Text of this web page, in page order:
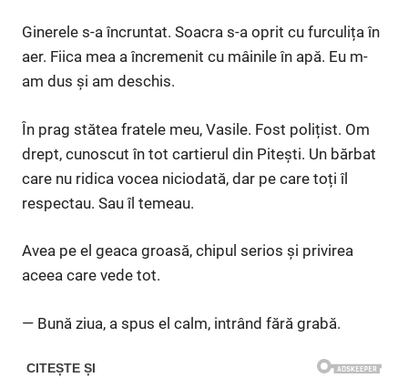
Ginerele s-a încruntat. Soacra s-a oprit cu furculița în
aer. Fiica mea a încremenit cu mâinile în apă. Eu m-
am dus și am deschis.
În prag stătea fratele meu, Vasile. Fost polițist. Om
drept, cunoscut în tot cartierul din Pitești. Un bărbat
care nu ridica vocea niciodată, dar pe care toți îl
respectau. Sau îl temeau.
Avea pe el geaca groasă, chipul serios și privirea
aceea care vede tot.
— Bună ziua, a spus el calm, intrând fără grabă.